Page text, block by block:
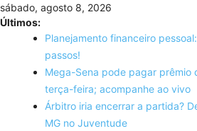
Skip
to
content
sábado, agosto 8, 2026
Últimos:
Planejamento financeiro
passos!
Mega-Sena pode pagar prêmio
terça-feira; acompanhe ao vivo
Árbitro iria encerrar a partida?
MG no Juventude